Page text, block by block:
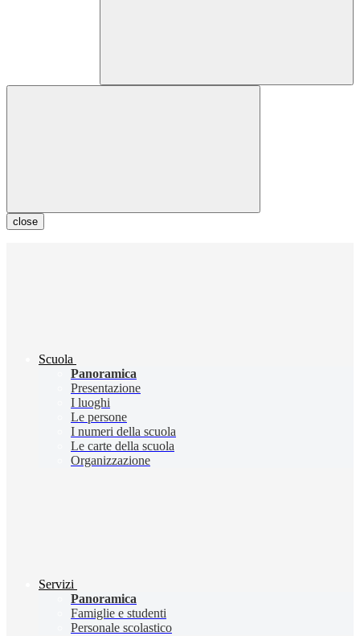
close
Scuola
Panoramica
Presentazione
I luoghi
Le persone
I numeri della scuola
Le carte della scuola
Organizzazione
Servizi
Panoramica
Famiglie e studenti
Personale scolastico